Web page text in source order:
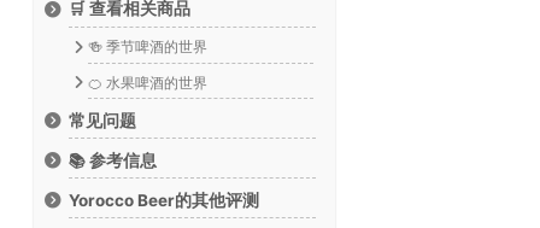
🛒 查看相关商品
🍻 季节啤酒的世界
🍊 水果啤酒的世界
常见问题
📚 参考信息
Yorocco Beer的其他评测